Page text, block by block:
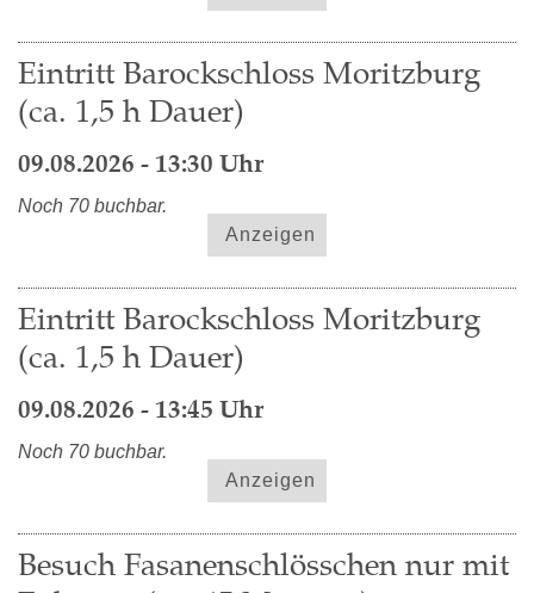
Eintritt Barockschloss Moritzburg
(ca. 1,5 h Dauer)
09.08.2026 - 13:30 Uhr
Noch 70 buchbar.
Anzeigen
Eintritt Barockschloss Moritzburg
(ca. 1,5 h Dauer)
09.08.2026 - 13:45 Uhr
Noch 70 buchbar.
Anzeigen
Besuch Fasanenschlösschen nur mit